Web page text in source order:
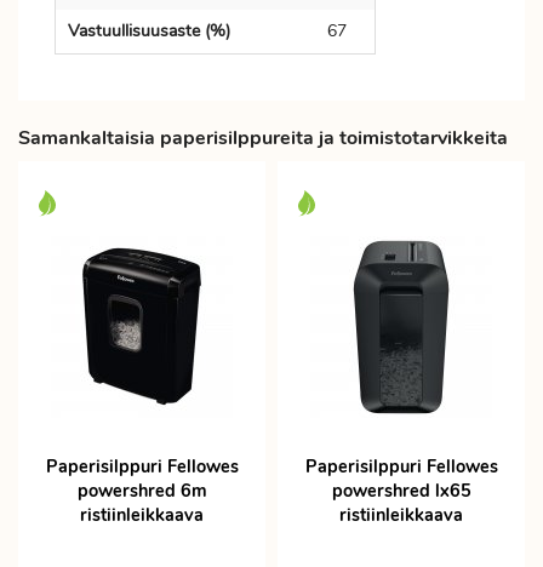
Vastuullisuusaste (%)
67
Samankaltaisia paperisilppureita ja toimistotarvikkeita
Paperisilppuri Fellowes
powershred 6m
ristiinleikkaava
Paperisilppuri Fellowes
powershred lx65
ristiinleikkaava